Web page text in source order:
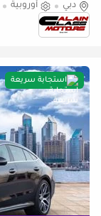
دبي
أوروبية
استجابة سريعة